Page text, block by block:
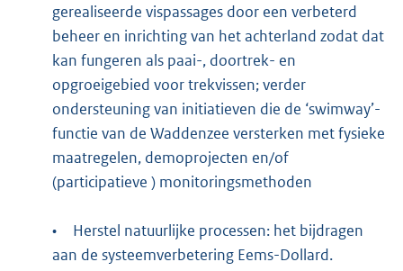
gerealiseerde vispassages door een verbeterd
beheer en inrichting van het achterland zodat dat
kan fungeren als paai-, doortrek- en
opgroeigebied voor trekvissen; verder
ondersteuning van initiatieven die de ‘swimway’-
functie van de Waddenzee versterken met fysieke
maatregelen, demoprojecten en/of
(participatieve ) monitoringsmethoden
•
Herstel natuurlijke processen: het bijdragen
aan de systeemverbetering Eems-Dollard.